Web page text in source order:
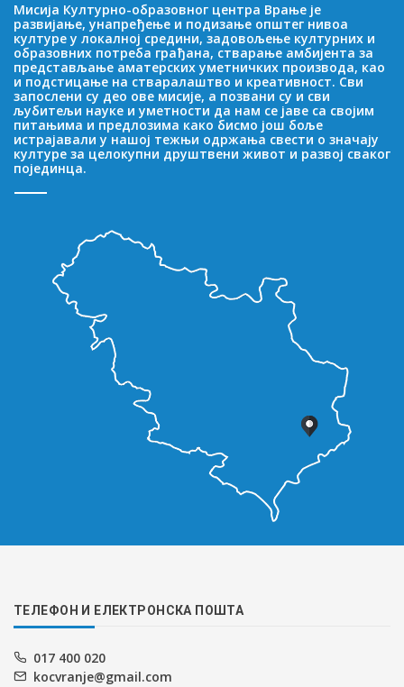
Мисија Културно-образовног центра Врање је
развијање, унапређење и подизање општег нивоа
културе у локалној средини, задовољење културних и
образовних потреба грађана, стварање амбијента за
представљање аматерских уметничких производа, као
и подстицање на стваралаштво и креативност. Сви
запослени су део ове мисије, а позвани су и сви
љубитељи науке и уметности да нам се јаве са својим
питањима и предлозима како бисмо још боље
истрајавали у нашој тежњи одржања свести о значају
културе за целокупни друштвени живот и развој сваког
појединца.
ТЕЛЕФОН И ЕЛЕКТРОНСКА ПОШТА
017 400 020
kocvrаnje@gmail.com